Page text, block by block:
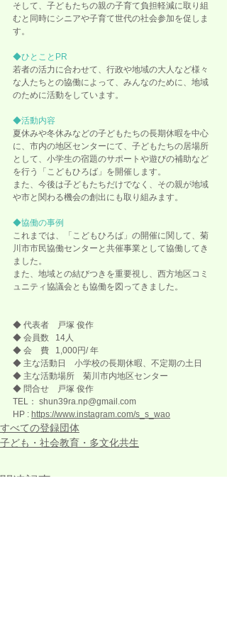
そして、子どもたちの親の子育て負担軽減に取り組
むと同時にシニアや子育て世代の社会参加を促しま
す。
◆ひとことPR
若者の活力に合わせて、行政や地域の大人など様々
な人たちとの協働によって、みんなのために、地域
のために活動をしています。
◆活動内容
夏休みや冬休みなどの子どもたちの長期休暇を中心
に、市内の地区センターにて、子どもたちの居場所
として、小学生の宿題のサポートや遊びの補助など
を行う「こどもひろば」を開催します。
また、今後は子どもたちだけでなく、その親が地域
や市と関わる機会の創出にも取り組みます。
◆協働の事例
これまでは、「こどもひろば」の開催に関して、菊
川市市民協働センターと共催事業として協働してき
ました。
また、地域との結びつきを重要視し、西方地区コミ
ュニティ協議会とも協働を図ってきました。
◆ 代表者
戸塚 俊作
◆ 会員数 14人
◆ 会　費 1,000円/ 年
◆ 主な活動日 小学校の長期休暇、不定期の土日
◆ 主な活動場所 菊川市内地区センター
◆ 問合せ
戸塚 俊作
TEL： shun39ra.np@gmail.com
HP : https://www.instagram.com/s_s_wao
すべての登録団体
子ども・社会教育・多文化共生
関連記事